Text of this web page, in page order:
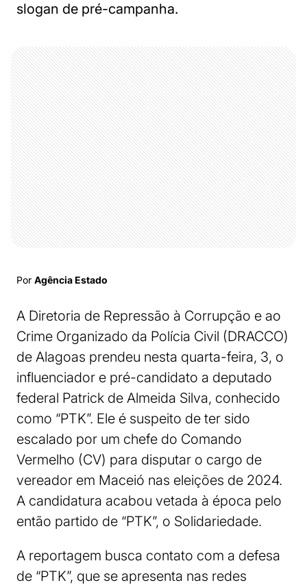
slogan de pré-campanha.
Por Agência Estado
A Diretoria de Repressão à Corrupção e ao
Crime Organizado da Polícia Civil (DRACCO)
de Alagoas prendeu nesta quarta-feira, 3, o
influenciador e pré-candidato a deputado
federal Patrick de Almeida Silva, conhecido
como “PTK”. Ele é suspeito de ter sido
escalado por um chefe do Comando
Vermelho (CV) para disputar o cargo de
vereador em Maceió nas eleições de 2024.
A candidatura acabou vetada à época pelo
então partido de “PTK”, o Solidariedade.
A reportagem busca contato com a defesa
de “PTK”, que se apresenta nas redes